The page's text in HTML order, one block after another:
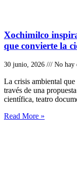
Xochimilco
que convierte la
30 junio, 2026 No hay
La crisis ambiental
través de una
científica, teatro
Read More »